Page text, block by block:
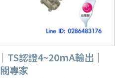
TS認證4~20mA輸出｜
專家